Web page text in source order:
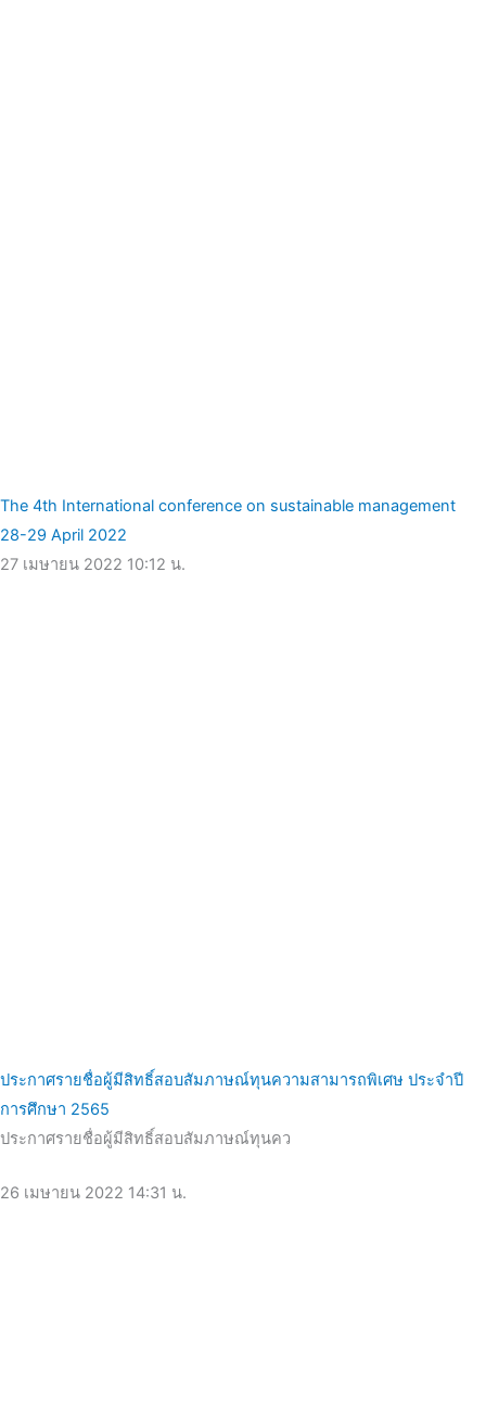
The 4th International conference on sustainable management
28-29 April 2022
27 เมษายน 2022 10:12 น.
ประกาศรายชื่อผู้มีสิทธิ์สอบสัมภาษณ์ทุนความสามารถพิเศษ ประจำปี
การศึกษา 2565
ประกาศรายชื่อผู้มีสิทธิ์สอบสัมภาษณ์ทุนคว
26 เมษายน 2022 14:31 น.